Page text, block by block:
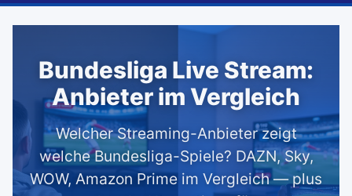
Bundesliga Live Stream:
Anbieter im Vergleich
Welcher Streaming-Anbieter zeigt
welche Bundesliga-Spiele? DAZN, Sky,
WOW, Amazon Prime im Vergleich — plus